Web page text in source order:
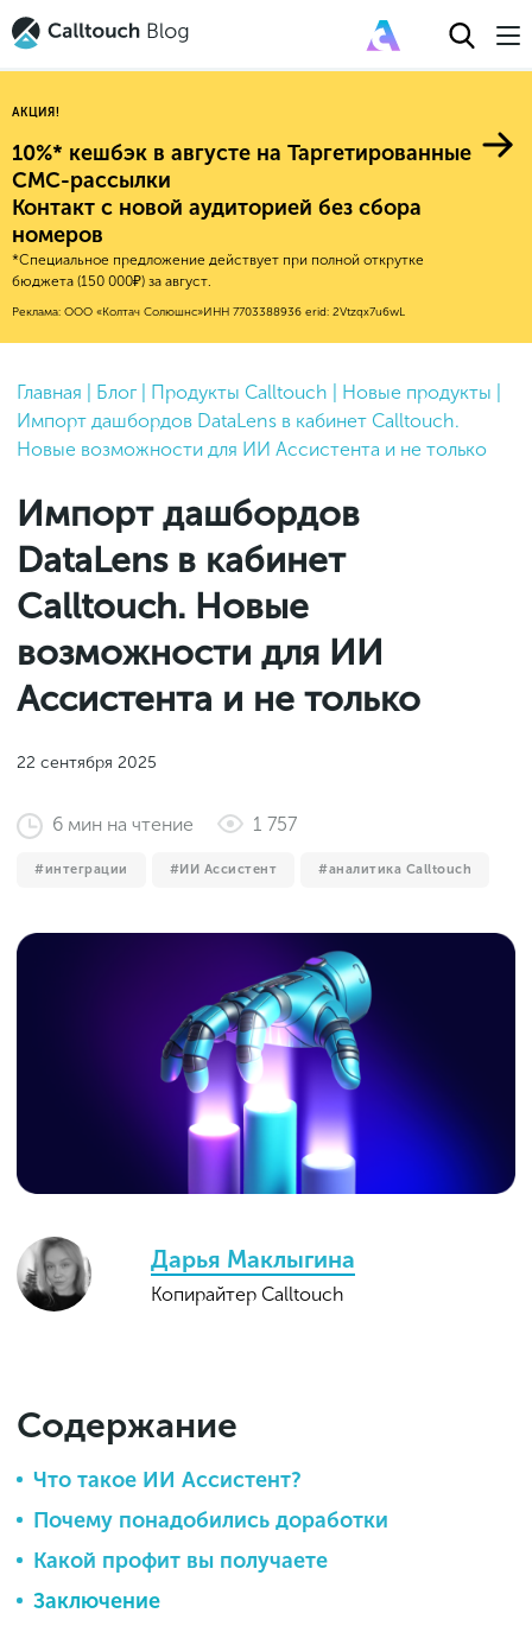
Авторитейл
Финансы
Е-коммерс
Недвижимость
HoReCa
Услуги
Фитнес
2025
2024
2022
2021
2019
2018
2017
Новые продукты
Эксплейнеры
Обновления продуктов Calltouch
Обучение работы с инструментами
Calltouch
Индекс здоровья российского
Mental Health
Исследование Out Of Cloud
Привлечение
Конверсия
Аналитика
Процессы и управление
Финансы и бухгалтерия
Законы и документы
Старт и идеи
Продажи и маркетплейсы
Словарь маркетолога
Тесты
Callday
MeetUp
Вебинары и практикумы
АКЦИЯ!
10%* кешбэк в августе на Таргетированные
СМС-рассылки
Контакт с новой аудиторией без сбора
номеров
*Специальное предложение действует при полной открутке
бюджета (150 000₽) за август.
Реклама: ООО «Колтач Солюшнс»ИНН 7703388936 erid: 2Vtzqx7u6wL
Главная Блог Продукты Calltouch Новые продукты
Импорт дашбордов DataLens в кабинет Calltouch.
Новые возможности для ИИ Ассистента и не только
Импорт дашбордов
DataLens в кабинет
Calltouch. Новые
возможности для ИИ
Ассистента и не только
22 сентября 2025
6 мин на чтение 1 757
интеграции ИИ Ассистент аналитика Calltouch
Дарья Маклыгина
Копирайтер Calltouch
Содержание
Что такое ИИ Ассистент?
Почему понадобились доработки
Какой профит вы получаете
Заключение